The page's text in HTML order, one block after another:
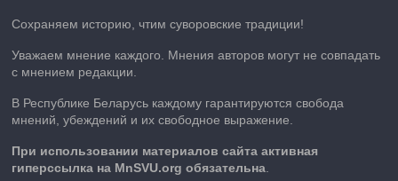
Сохраняем историю, чтим суворовские традиции!
Уважаем мнение каждого. Мнения авторов могут не совпадать
с мнением редакции.
В Республике Беларусь каждому гарантируются свобода
мнений, убеждений и их свободное выражение.
При использовании материалов сайта активная
гиперссылка на MnSVU.org обязательна